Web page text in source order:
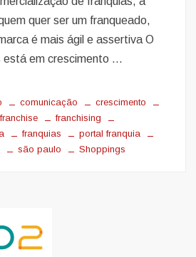
quer ser um franqueado,
é mais ágil e assertiva O
está em crescimento …
comunicação
crescimento
franchise
franchising
franquias
portal franquia
são paulo Shoppings